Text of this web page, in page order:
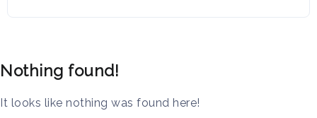
Nothing found!
It looks like nothing was found here!